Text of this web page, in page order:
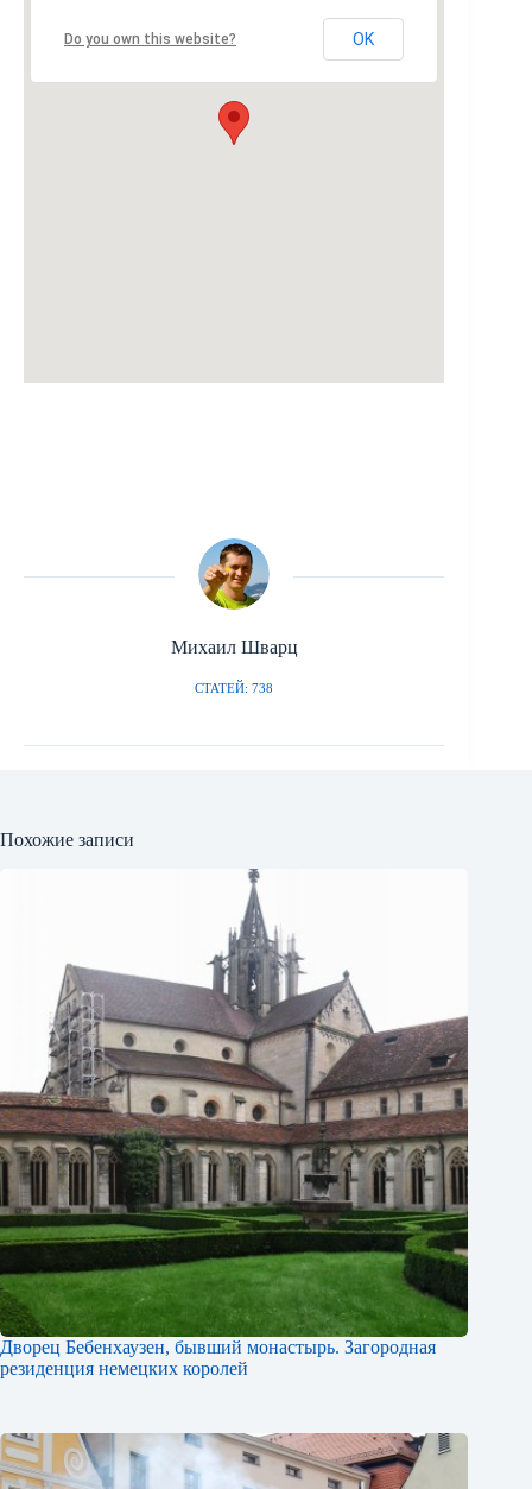
Михаил Шварц
СТАТЕЙ: 738
Похожие записи
Дворец Бебенхаузен, бывший монастырь. Загородная
резиденция немецких королей